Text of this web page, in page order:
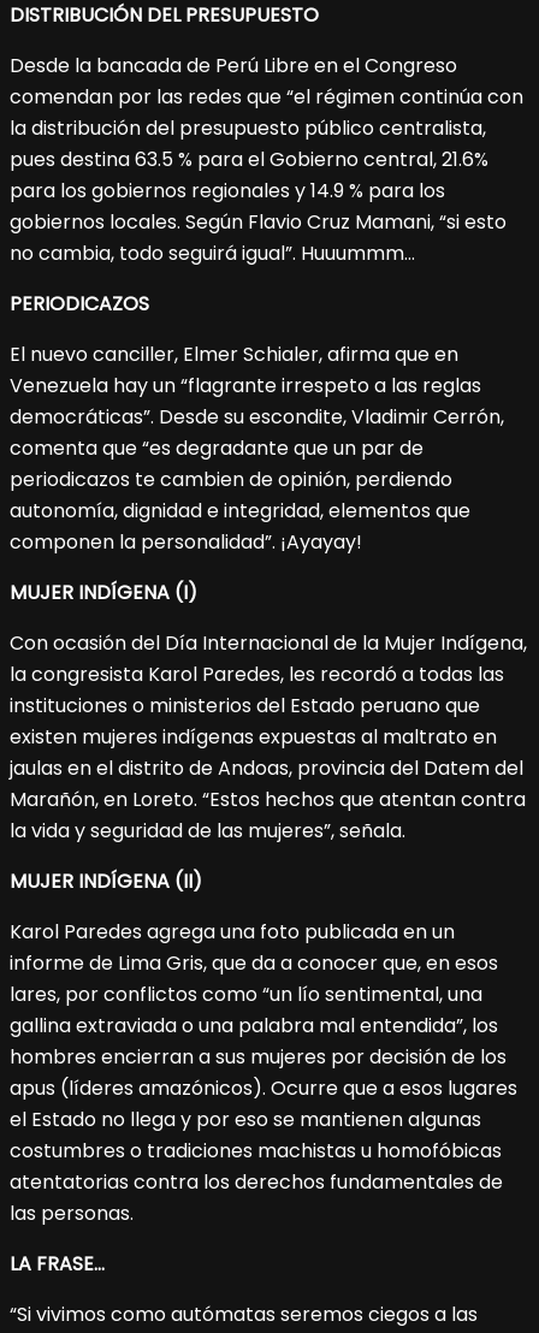
DISTRIBUCIÓN DEL PRESUPUESTO
Desde la bancada de Perú Libre en el Congreso
comendan por las redes que “el régimen continúa con
la distribución del presupuesto público centralista,
pues destina 63.5 % para el Gobierno central, 21.6%
para los gobiernos regionales y 14.9 % para los
gobiernos locales. Según Flavio Cruz Mamani, “si esto
no cambia, todo seguirá igual”. Huuummm…
PERIODICAZOS
El nuevo canciller, Elmer Schialer, afirma que en
Venezuela hay un “flagrante irrespeto a las reglas
democráticas”. Desde su escondite, Vladimir Cerrón,
comenta que “es degradante que un par de
periodicazos te cambien de opinión, perdiendo
autonomía, dignidad e integridad, elementos que
componen la personalidad”. ¡Ayayay!
MUJER INDÍGENA (I)
Con ocasión del Día Internacional de la Mujer Indígena,
la congresista Karol Paredes, les recordó a todas las
instituciones o ministerios del Estado peruano que
existen mujeres indígenas expuestas al maltrato en
jaulas en el distrito de Andoas, provincia del Datem del
Marañón, en Loreto. “Estos hechos que atentan contra
la vida y seguridad de las mujeres”, señala.
MUJER INDÍGENA (II)
Karol Paredes agrega una foto publicada en un
informe de Lima Gris, que da a conocer que, en esos
lares, por conflictos como “un lío sentimental, una
gallina extraviada o una palabra mal entendida”, los
hombres encierran a sus mujeres por decisión de los
apus (líderes amazónicos). Ocurre que a esos lugares
el Estado no llega y por eso se mantienen algunas
costumbres o tradiciones machistas u homofóbicas
atentatorias contra los derechos fundamentales de
las personas.
LA FRASE…
“Si vivimos como autómatas seremos ciegos a las